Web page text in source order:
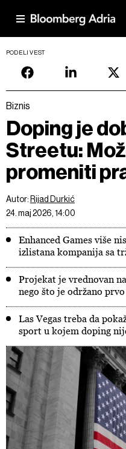
PODELI VEST
Biznis
Doping je
Streetu:
promeniti
Autor: Rijad Durkić
24. maj 2026, 14:00
Enhanced Games više
izlistana kompanija sa
Projekat je vrednovan
nego što je održano
Las Vegas treba da
sport u kojem doping